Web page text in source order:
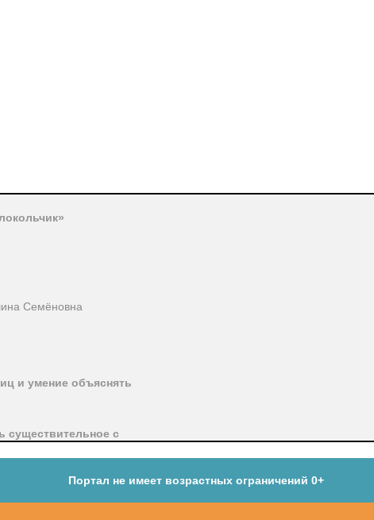
Семёновна
и умение объяснять
существительное с
Портал не имеет возрастных ограничений 0+